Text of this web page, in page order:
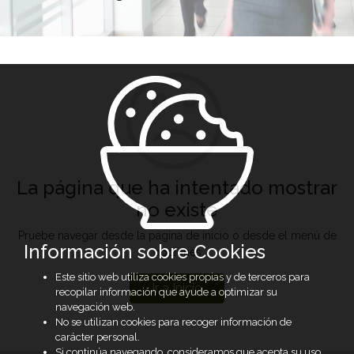
La página que ha intentado mostrar
no existe
Pruebe navegar desde la página de inicio o desde el menú de
opciones
Ir a Inicio
Información sobre Cookies
Este sitio web utiliza cookies propias y de terceros para
recopilar información que ayude a optimizar su
navegación web.
No se utilizan cookies para recoger información de
carácter personal.